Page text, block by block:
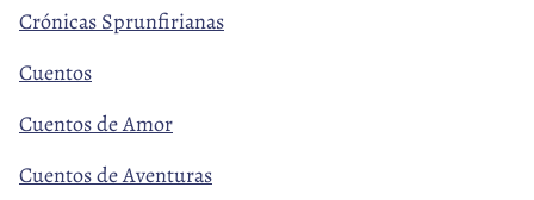
Crónicas Sprunfirianas
Cuentos
Cuentos de Amor
Cuentos de Aventuras